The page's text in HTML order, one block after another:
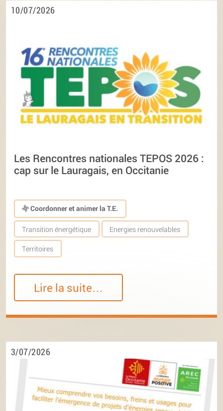
10/07/2026
Les Rencontres nationales TEPOS 2026 :
cap sur le Lauragais, en Occitanie
Coordonner et animer la T.E.
Transition énergétique Energies renouvelables
Territoires
Lire la suite…
3/07/2026